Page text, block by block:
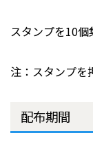
スタンプを10個
注：スタンプを
配布期間